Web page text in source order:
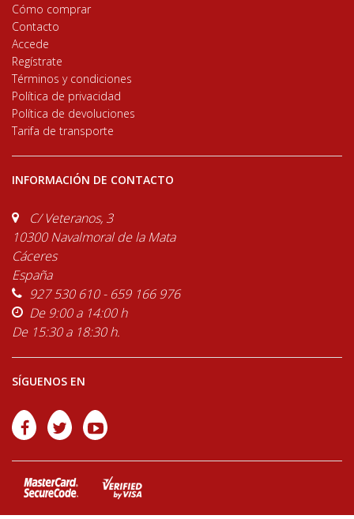
Cómo comprar
Contacto
Accede
Regístrate
Términos y condiciones
Política de privacidad
Política de devoluciones
Tarifa de transporte
INFORMACIÓN DE CONTACTO
C/ Veteranos, 3
10300 Navalmoral de la Mata
Cáceres
España
927 530 610 - 659 166 976
De 9:00 a 14:00 h
De 15:30 a 18:30 h.
SÍGUENOS EN